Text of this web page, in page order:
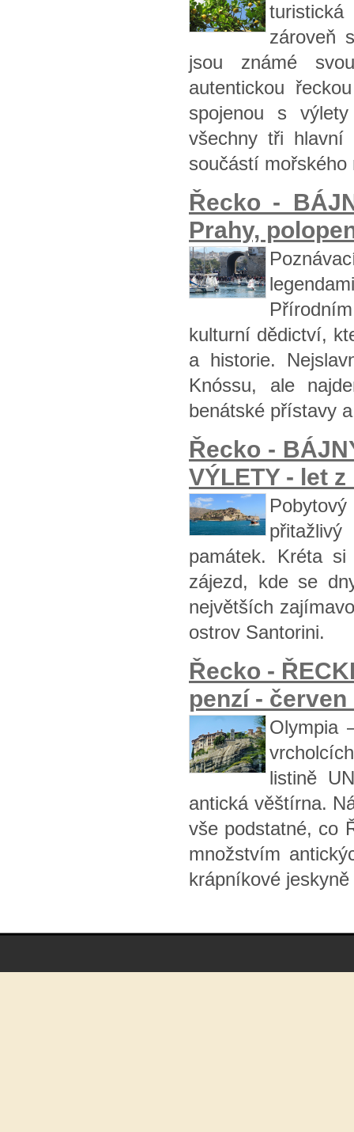
zároveň
jsou známé
autentickou
spojenou s
všechny tři hlavní
součástí
Řecko -
Prahy,
kulturní dědictví,
a historie.
Knóssu, ale
benátské přístavy
Řecko -
VÝLETY - let
památek. Kréta si
zájezd, kde se
největších
ostrov Santorini.
Řecko -
penzí -
Olympia
listině
antická věštírna.
vše podstatné, co
množstvím
krápníkové